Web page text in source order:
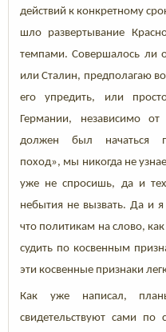
действий к конкретному
шло развертывание
темпами. Совершалось ли
или Сталин, предполагаю
его упредить, или
Германии, независимо
должен был начаться
поход», мы никогда не
уже не спросишь, да и
небытия не вызвать. Да и
что политикам на слово,
судить по косвенным
эти косвенные признаки
Как уже написал,
свидетельствуют сами